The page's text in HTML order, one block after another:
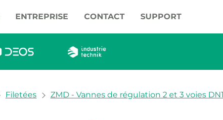
ENTREPRISE CONTACT SUPPORT
Filetées ZMD - Vannes de régulation 2 et 3 voies